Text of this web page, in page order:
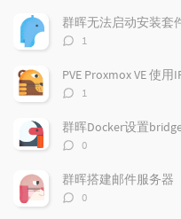
数：
评
数：
1
PVE Proxmox VE 使用
评
数：
1
群晖Docker设置
评
数：
0
群晖搭建邮件服务器
评
0